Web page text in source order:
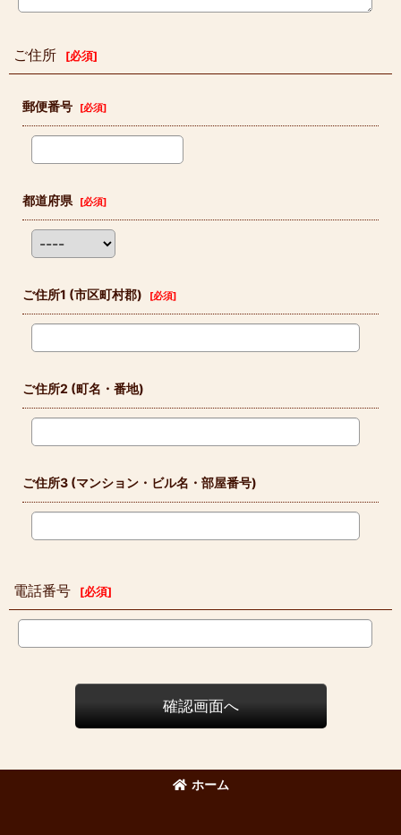
ご住所 [必須]
郵便番号 [必須]
都道府県 [必須]
ご住所1 (市区町村郡) [必須]
ご住所2 (町名・番地)
ご住所3 (マンション・ビル名・部屋番号)
電話番号 [必須]
確認画面へ
ホーム